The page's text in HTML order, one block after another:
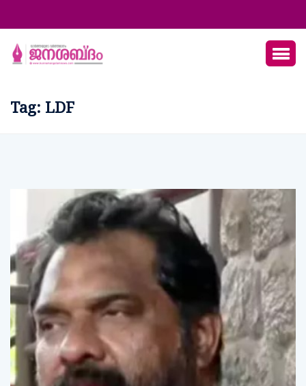
Tag: LDF